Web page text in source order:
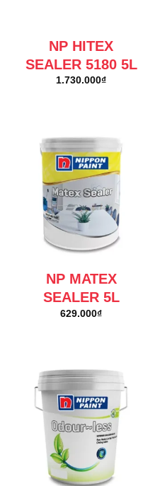
NP HITEX
SEALER 5180 5L
1.730.000₫
NP MATEX
SEALER 5L
629.000₫